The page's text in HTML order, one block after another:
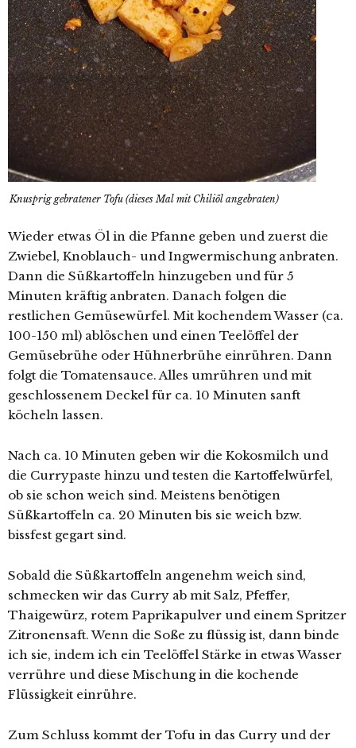
Knusprig gebratener Tofu (dieses Mal mit Chiliöl angebraten)
Wieder etwas Öl in die Pfanne geben und zuerst die
Zwiebel, Knoblauch- und Ingwermischung anbraten.
Dann die Süßkartoffeln hinzugeben und für 5
Minuten kräftig anbraten. Danach folgen die
restlichen Gemüsewürfel. Mit kochendem Wasser (ca.
100-150 ml) ablöschen und einen Teelöffel der
Gemüsebrühe oder Hühnerbrühe einrühren. Dann
folgt die Tomatensauce. Alles umrühren und mit
geschlossenem Deckel für ca. 10 Minuten sanft
köcheln lassen.
Nach ca. 10 Minuten geben wir die Kokosmilch und
die Currypaste hinzu und testen die Kartoffelwürfel,
ob sie schon weich sind. Meistens benötigen
Süßkartoffeln ca. 20 Minuten bis sie weich bzw.
bissfest gegart sind.
Sobald die Süßkartoffeln angenehm weich sind,
schmecken wir das Curry ab mit Salz, Pfeffer,
Thaigewürz, rotem Paprikapulver und einem Spritzer
Zitronensaft. Wenn die Soße zu flüssig ist, dann binde
ich sie, indem ich ein Teelöffel Stärke in etwas Wasser
verrühre und diese Mischung in die kochende
Flüssigkeit einrühre.
Zum Schluss kommt der Tofu in das Curry und der